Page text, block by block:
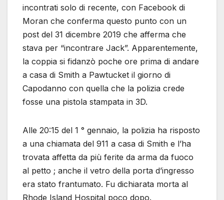
incontrati solo di recente, con Facebook di
Moran che conferma questo punto con un
post del 31 dicembre 2019 che afferma che
stava per “incontrare Jack”. Apparentemente,
la coppia si fidanzò poche ore prima di andare
a casa di Smith a Pawtucket il giorno di
Capodanno con quella che la polizia crede
fosse una pistola stampata in 3D.
Alle 20:15 del 1 ° gennaio, la polizia ha risposto
a una chiamata del 911 a casa di Smith e l’ha
trovata affetta da più ferite da arma da fuoco
al petto ; anche il vetro della porta d’ingresso
era stato frantumato. Fu dichiarata morta al
Rhode Island Hospital poco dopo.